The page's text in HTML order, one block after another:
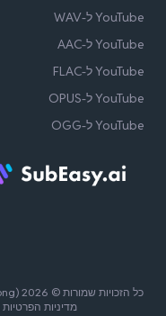
YouTube ל-WAV
YouTube ל-AAC
YouTube ל-FLAC
YouTube ל-OPUS
YouTube ל-OGG
כל הזכויות שמורות © 2026 Bikgo Network Ltd. (Hong Kong) |
מדיניות הפרטיות